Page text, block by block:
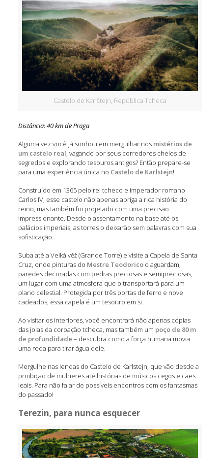
Castelo de Karlštejn, República Tcheca
Distância: 40 km de Praga
Alguma vez você já sonhou em mergulhar nosmistérios de
um castelo real , vagando por seus corredores cheios de
segredos e explorando tesouros antigos? Então prepare-se
para uma experiência única no Castelo de Karlstejn!
Construído em 1365 pelo rei tcheco e imperador romano
Carlos IV, esse castelo não apenas abriga a rica história do
reino, mas também foi projetado com uma precisão
impressionante. Desde o assentamento na base até os
palácios imperiais, as torres o deixarão sem palavras com sua
sofisticação.
Suba até a Velká věž (Grande Torre) e visite a Capela de Santa
Cruz, onde pinturas do Mestre Teodoricoo aguardam,
paredes decoradas com pedras preciosas e semipreciosas,
um lugar com uma atmosfera que o transportará para um
plano celestial. Protegida por três portas de ferro e nove
cadeados, essa capela é um tesouro em si.
Ao visitar os interiores, você encontrará não apenas cópias
das joias da coroação tcheca, mas também um poço de 80 m
de profundidade – descubra como a força humana movia
uma roda para tirar água dele.
Mergulhe nas lendas do Castelo de Karlstejn, que vão desde a
proibição de mulheres até histórias de músicos cegos e cães
leais. Para não falar de possíveis encontros com os fantasmas
do passado!
Terezin, para nunca esquecer